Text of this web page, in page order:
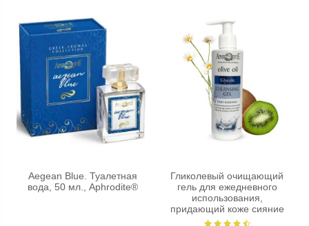
Aegean Blue. Туалетная
вода, 50 мл., Aphrodite®
Гликолевый очищающий
гель для ежедневного
использования,
придающий коже сияние
Aphrodite®,...